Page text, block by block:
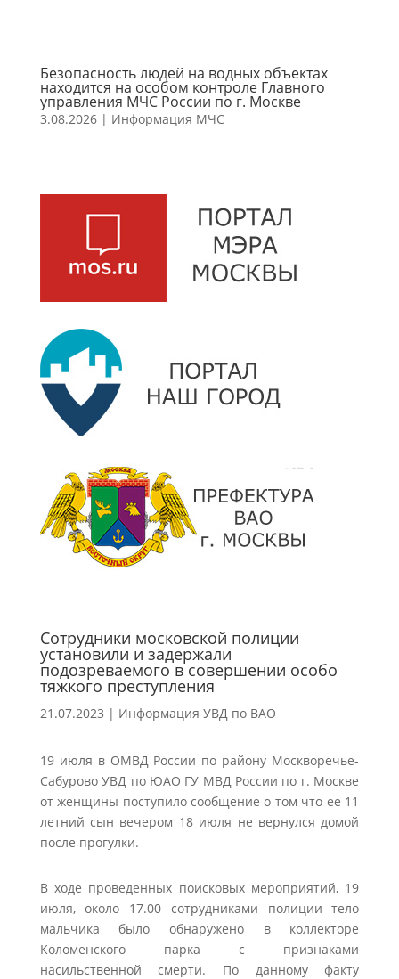
Безопасность людей на водных объектах
находится на особом контроле Главного
управления МЧС России по г. Москве
3.08.2026| Информация МЧС
Сотрудники московской полиции
установили и задержали
подозреваемого в совершении особо
тяжкого преступления
21.07.2023 | Информация УВД по ВАО
19 июля в ОМВД России по району Москворечье-
Сабурово УВД по ЮАО ГУ МВД России по г. Москве
от женщины поступило сообщение о том что ее 11
летний сын вечером 18 июля не вернулся домой
после прогулки.
В ходе проведенных поисковых мероприятий, 19
июля, около 17.00 сотрудниками полиции тело
мальчика было обнаружено в коллекторе
Коломенского парка с признаками
насильственной смерти. По данному факту